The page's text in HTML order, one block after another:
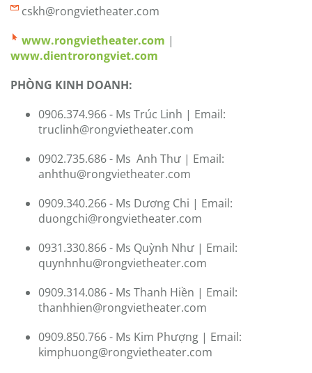
cskh@rongvietheater.com
www.rongvietheater.com |
www.dientrorongviet.com
PHÒNG KINH DOANH:
0906.374.966 - Ms Trúc Linh | Email:
truclinh@rongvietheater.com
0902.735.686 - Ms Anh Thư | Email:
anhthu@rongvietheater.com
0909.340.266 - Ms Dương Chi | Email:
duongchi@rongvietheater.com
0931.330.866 - Ms Quỳnh Như | Email:
quynhnhu@rongvietheater.com
0909.314.086 - Ms Thanh Hiền | Email:
thanhhien@rongvietheater.com
0909.850.766 - Ms Kim Phượng | Email:
kimphuong@rongvietheater.com